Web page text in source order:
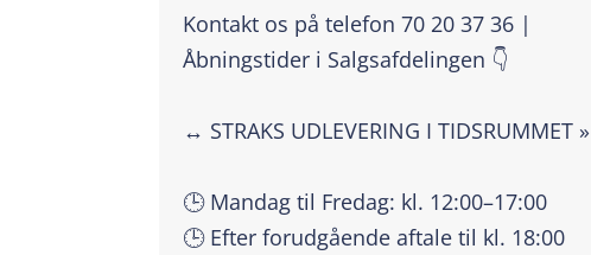
Kontakt os på telefon 70 20 37 36 |
Åbningstider i Salgsafdelingen 👇
↔️ STRAKS UDLEVERING I TIDSRUMMET »
🕒 Mandag til Fredag: kl. 12:00–17:00
🕒 Efter forudgående aftale til kl. 18:00